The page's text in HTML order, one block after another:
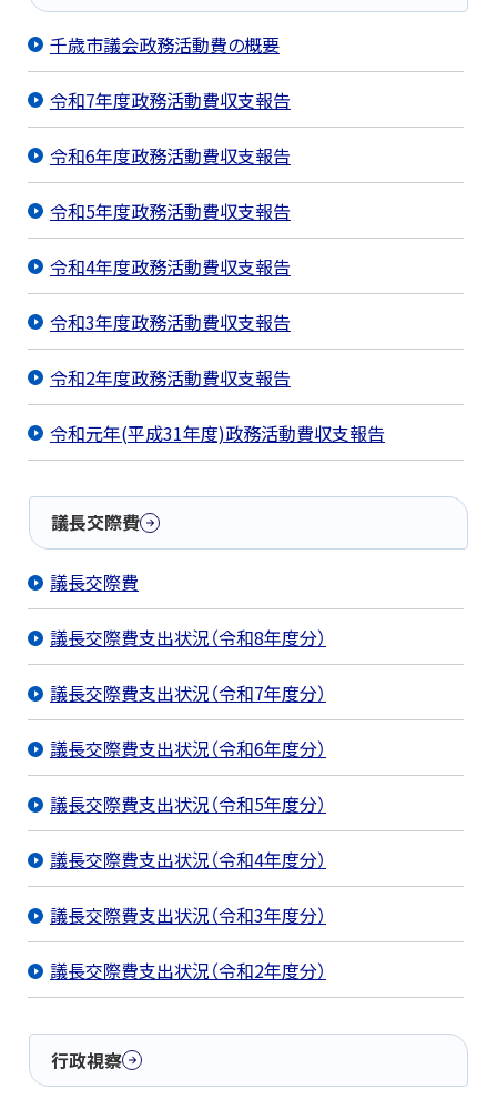
千歳市議会政務活動費の概要
令和7年度政務活動費収支報告
令和6年度政務活動費収支報告
令和5年度政務活動費収支報告
令和4年度政務活動費収支報告
令和3年度政務活動費収支報告
令和2年度政務活動費収支報告
令和元年(平成31年度)政務活動費収支報告
議長交際費
議長交際費
議長交際費支出状況（令和8年度分）
議長交際費支出状況（令和7年度分）
議長交際費支出状況（令和6年度分）
議長交際費支出状況（令和5年度分）
議長交際費支出状況（令和4年度分）
議長交際費支出状況（令和3年度分）
議長交際費支出状況（令和2年度分）
行政視察